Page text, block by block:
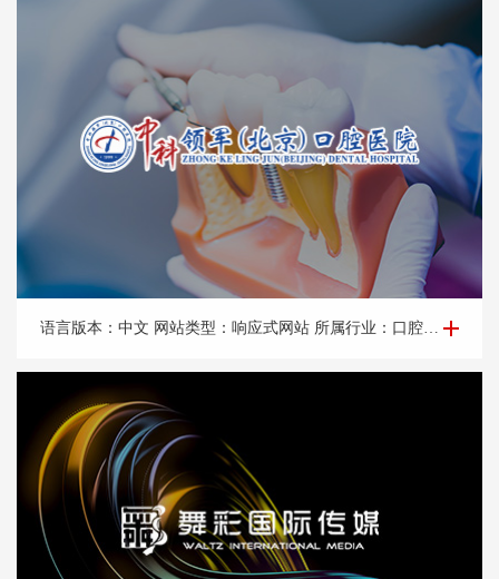
品牌网站建设-中*领军口腔医院 语言版本：中文 网站类型：响应式网站 所属行业：口腔医院。 所属地区：北京网站建设